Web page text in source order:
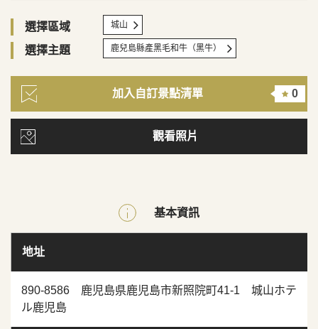
選擇區域 城山
選擇主題 鹿兒島縣產黑毛和牛（黑牛）
加入自訂景點清單 0
觀看照片
基本資訊
地址
890-8586 鹿児島県鹿児島市新照院町41-1 城山ホテ
ル鹿児島